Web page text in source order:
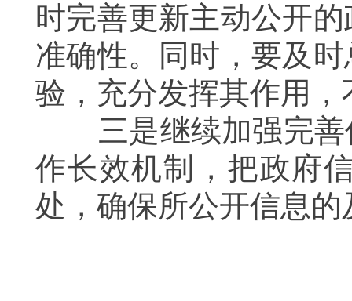
时完善更新主动公开
准确性。同时，要及
验，充分发挥其作用
三是继续加强完善
作长效机制，把政府
处，确保所公开信息